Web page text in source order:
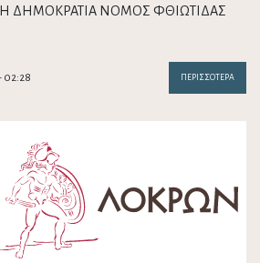
ΔΗΜΟΚΡΑΤΙΑ ΝΟΜΟΣ ΦΘΙΩΤΙΔΑΣ
02:28 ΠΕΡΙΣΣΌΤΕΡΑ